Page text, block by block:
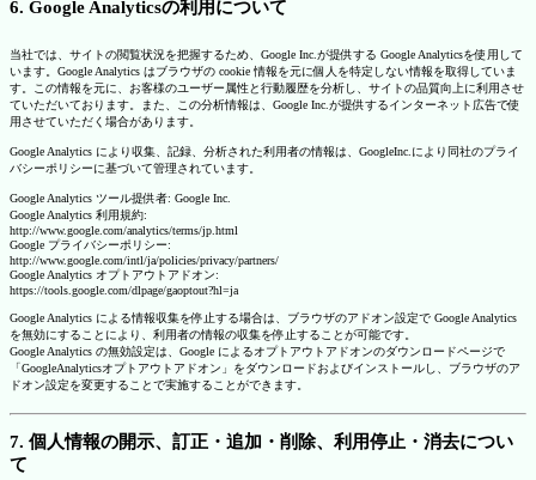
6. Google Analyticsの利用について
当社では、サイトの閲覧状況を把握するため、Google Inc.が提供する Google Analyticsを使用して
います。Google Analytics はブラウザの cookie 情報を元に個人を特定しない情報を取得していま
す。この情報を元に、お客様のユーザー属性と行動履歴を分析し、サイトの品質向上に利用させ
ていただいております。また、この分析情報は、Google Inc.が提供するインターネット広告で使
用させていただく場合があります。
Google Analytics により収集、記録、分析された利用者の情報は、GoogleInc.により同社のプライ
バシーポリシーに基づいて管理されています。
Google Analytics ツール提供者: Google Inc.
Google Analytics 利用規約:
http://www.google.com/analytics/terms/jp.html
Google プライバシーポリシー:
http://www.google.com/intl/ja/policies/privacy/partners/
Google Analytics オプトアウトアドオン:
https://tools.google.com/dlpage/gaoptout?hl=ja
Google Analytics による情報収集を停止する場合は、ブラウザのアドオン設定で Google Analytics
を無効にすることにより、利用者の情報の収集を停止することが可能です。
Google Analytics の無効設定は、Google によるオプトアウトアドオンのダウンロードページで
「GoogleAnalyticsオプトアウトアドオン」をダウンロードおよびインストールし、ブラウザのア
ドオン設定を変更することで実施することができます。
7. 個人情報の開示、訂正・追加・削除、利用停止・消去につい
て